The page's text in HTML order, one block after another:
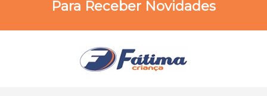
Para Receber Novidades